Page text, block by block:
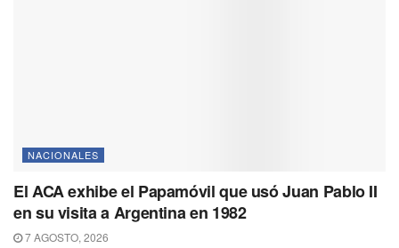
NACIONALES
El ACA exhibe el Papamóvil que usó Juan Pablo II
en su visita a Argentina en 1982
7 AGOSTO, 2026